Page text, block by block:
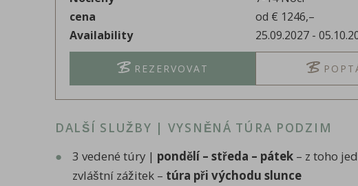
cena
od € 1246,–
Availability
25.09.2027 -
REZERVOVAT
DALŠÍ SLUŽBY | VYSNĚNÁ TÚRA PODZIM
3 vedené túry | pondělí – středa – pátek – z toho
zvláštní zážitek – túra při východu slunce